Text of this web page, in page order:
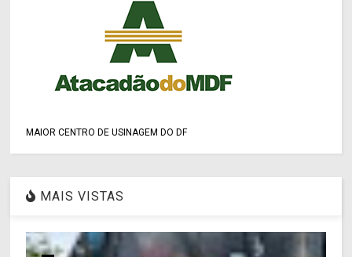
MAIOR CENTRO DE USINAGEM DO DF
MAIS VISTAS